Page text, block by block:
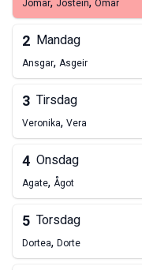
Jomar Jostein Omar
2 Mandag
Ansgar, Asgeir
3 Tirsdag
Veronika, Vera
4 Onsdag
Agate, Ågot
5 Torsdag
Dortea, Dorte